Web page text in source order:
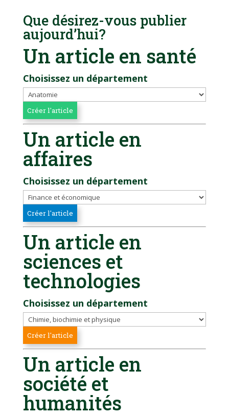
Que désirez-vous publier
aujourd’hui?
Un article en santé
Choisissez un département
Un article en
affaires
Choisissez un département
Un article en
sciences et
technologies
Choisissez un département
Un article en
société et
humanités